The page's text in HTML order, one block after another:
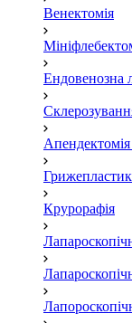
Венектомія
Ендовенозна
Крурорафія